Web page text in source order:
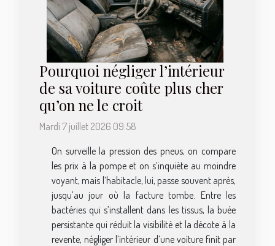
Pourquoi négliger l’intérieur
de sa voiture coûte plus cher
qu’on ne le croit
Mardi 7 juillet 2026 09:58
On surveille la pression des pneus, on compare
les prix à la pompe et on s’inquiète au moindre
voyant, mais l’habitacle, lui, passe souvent après,
jusqu’au jour où la facture tombe. Entre les
bactéries qui s’installent dans les tissus, la buée
persistante qui réduit la visibilité et la décote à la
revente, négliger l’intérieur d’une voiture finit par